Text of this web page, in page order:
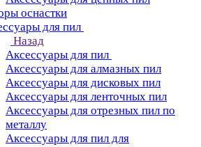
оснастки
для пил
Назад
Аксессуары для пил
Аксессуары для алмазных пил
Аксессуары для дисковых пил
Аксессуары для ленточных пил
Аксессуары для отрезных пил по
металлу
Аксессуары для пил для